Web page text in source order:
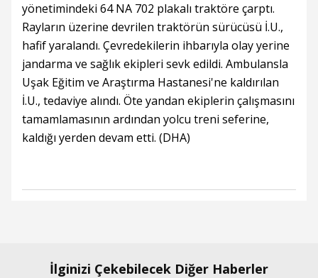
yönetimindeki 64 NA 702 plakalı traktöre çarptı.
Rayların üzerine devrilen traktörün sürücüsü İ.U.,
hafif yaralandı. Çevredekilerin ihbarıyla olay yerine
jandarma ve sağlık ekipleri sevk edildi. Ambulansla
Uşak Eğitim ve Araştırma Hastanesi'ne kaldırılan
İ.U., tedaviye alındı. Öte yandan ekiplerin çalışmasını
tamamlamasının ardından yolcu treni seferine,
kaldığı yerden devam etti. (DHA)
İlginizi Çekebilecek Diğer Haberler